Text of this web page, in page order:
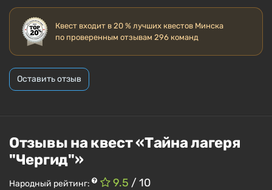
Квест входит в 20 % лучших квестов Минска
по проверенным отзывам 296 команд
Оставить отзыв
Отзывы на квест «Тайна лагеря
"Чергид"»
Народный рейтинг: 9.5 / 10